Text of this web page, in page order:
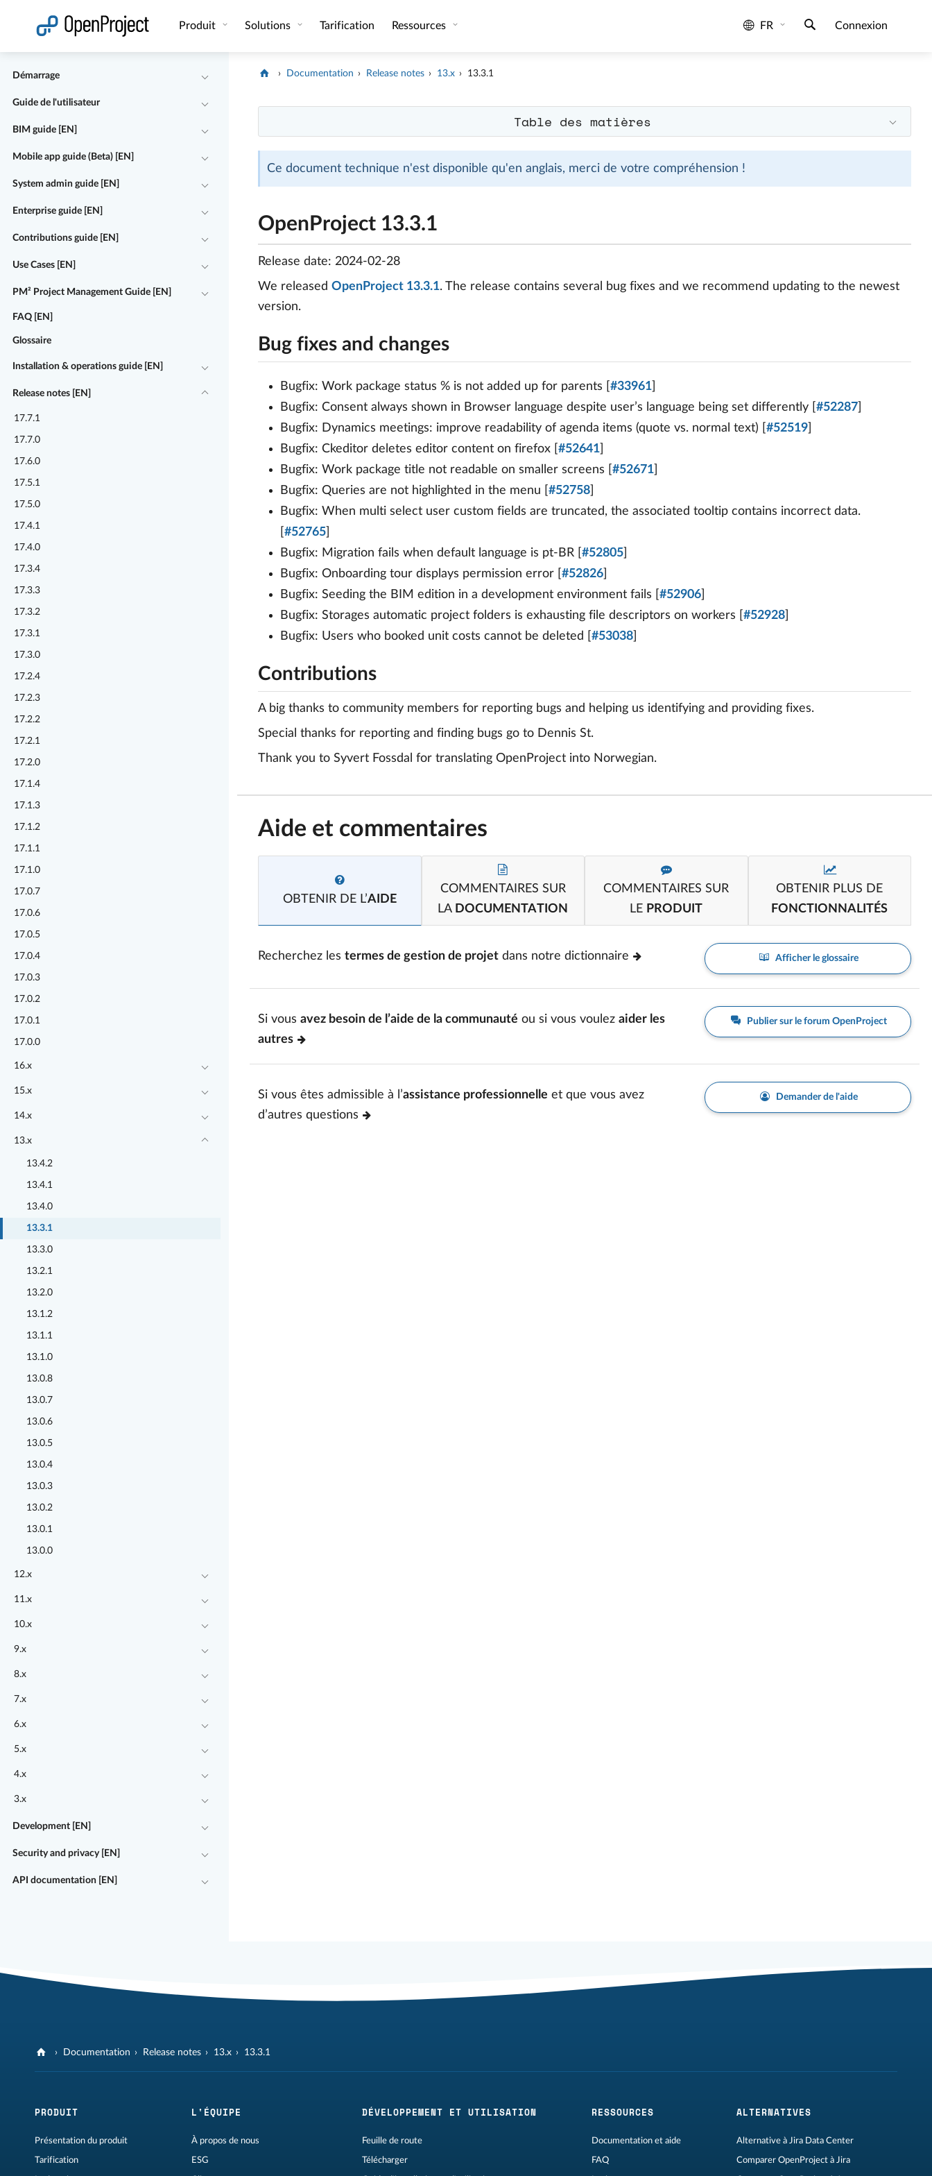
Produit Solutions Tarification Ressources FR Connexion
Démarrage
Guide de l'utilisateur
BIM guide [EN]
Mobile app guide (Beta) [EN]
System admin guide [EN]
Enterprise guide [EN]
Contributions guide [EN]
Use Cases [EN]
PM² Project Management Guide [EN]
FAQ [EN]
Glossaire
Installation & operations guide [EN]
Release notes [EN]
17.7.1
17.7.0
17.6.0
17.5.1
17.5.0
17.4.1
17.4.0
17.3.4
17.3.3
17.3.2
17.3.1
17.3.0
17.2.4
17.2.3
17.2.2
17.2.1
17.2.0
17.1.4
17.1.3
17.1.2
17.1.1
17.1.0
17.0.7
17.0.6
17.0.5
17.0.4
17.0.3
17.0.2
17.0.1
17.0.0
16.x
15.x
14.x
13.x
13.4.2
13.4.1
13.4.0
13.3.1
13.3.0
13.2.1
13.2.0
13.1.2
13.1.1
13.1.0
13.0.8
13.0.7
13.0.6
13.0.5
13.0.4
13.0.3
13.0.2
13.0.1
13.0.0
12.x
11.x
10.x
9.x
8.x
7.x
6.x
5.x
4.x
3.x
Development [EN]
Security and privacy [EN]
API documentation [EN]
Documentation Release notes 13.x 13.3.1
Table des matières
Ce document technique n'est disponible qu'en anglais, merci de votre compréhension !
OpenProject 13.3.1
Release date: 2024-02-28
We released OpenProject 13.3.1. The release contains several bug fixes and we recommend updating to the newest
version.
Bug fixes and changes
Bugfix: Work package status % is not added up for parents [ #33961
Bugfix: Consent always shown in Browser language despite user’s language being set differently [ #52287
Bugfix: Dynamics meetings: improve readability of agenda items (quote vs. normal text) [ #52519
Bugfix: Ckeditor deletes editor content on firefox [ #52641
Bugfix: Work package title not readable on smaller screens [ #52671
Bugfix: Queries are not highlighted in the menu [ #52758
Bugfix: When multi select user custom fields are truncated, the associated tooltip contains incorrect data.
#52765
Bugfix: Migration fails when default language is pt-BR [ #52805
Bugfix: Onboarding tour displays permission error [ #52826
Bugfix: Seeding the BIM edition in a development environment fails [ #52906
Bugfix: Storages automatic project folders is exhausting file descriptors on workers [ #52928
Bugfix: Users who booked unit costs cannot be deleted [ #53038
Contributions
A big thanks to community members for reporting bugs and helping us identifying and providing fixes.
Special thanks for reporting and finding bugs go to Dennis St.
Thank you to Syvert Fossdal for translating OpenProject into Norwegian.
Aide et commentaires
OBTENIR DE L’AIDE
COMMENTAIRES SUR
LA DOCUMENTATION
COMMENTAIRES SUR
LE PRODUIT
OBTENIR PLUS DE
FONCTIONNALITÉS
Recherchez les termes de gestion de projet dans notre dictionnaire Afficher le glossaire
Si vous avez besoin de l’aide de la communauté ou si vous voulez aider les
autres
Publier sur le forum OpenProject
Si vous êtes admissible à l’assistance professionnelle et que vous avez
d’autres questions
Demander de l'aide
Documentation Release notes 13.x 13.3.1
PRODUIT
Présentation du produit
Tarification
L'ÉQUIPE
À propos de nous
ESG
DÉVELOPPEMENT ET UTILISATION
Feuille de route
Télécharger
RESSOURCES
Documentation et aide
FAQ
ALTERNATIVES
Alternative à Jira Data Center
Comparer OpenProject à Jira